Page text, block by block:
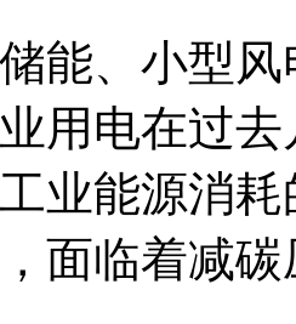
能、小型
用电在过
业能源消
面临着减碳